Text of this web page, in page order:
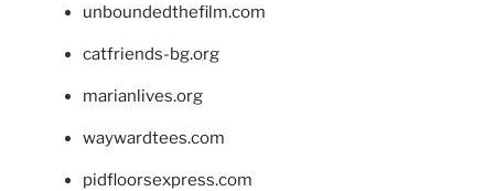
unboundedthefilm.com
catfriends-bg.org
marianlives.org
waywardtees.com
pidfloorsexpress.com